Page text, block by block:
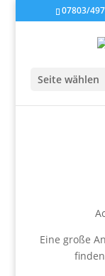
07803/
Seite wählen
Eine große